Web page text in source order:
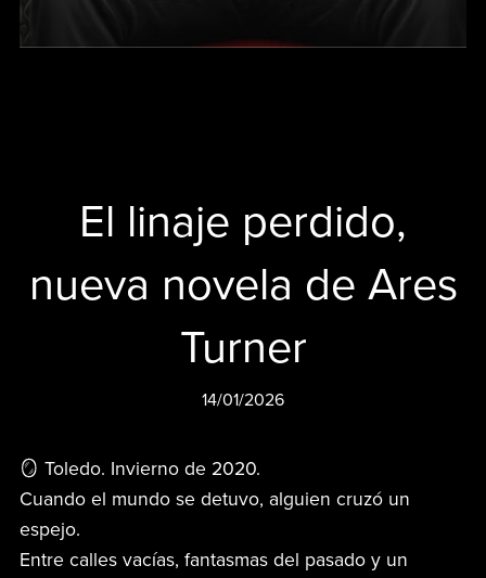
El linaje perdido,
nueva novela de Ares
Turner
14/01/2026
🪞 Toledo. Invierno de 2020.
Cuando el mundo se detuvo, alguien cruzó un
espejo.
Entre calles vacías, fantasmas del pasado y un